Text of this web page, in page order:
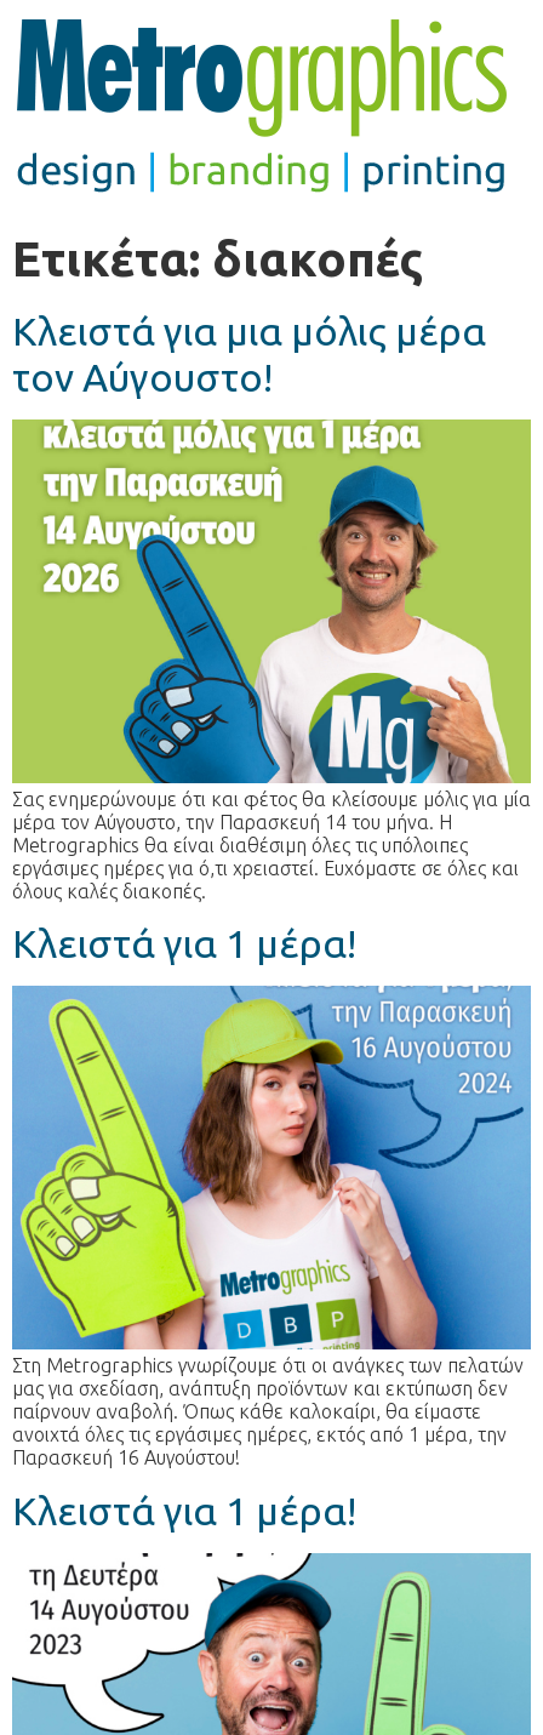
Ετικέτα: διακοπές
Κλειστά για μια μόλις μέρα
τον Αύγουστο!
Σας ενημερώνουμε ότι και φέτος θα κλείσουμε μόλις για μία
μέρα τον Αύγουστο, την Παρασκευή 14 του μήνα. Η
Metrographics θα είναι διαθέσιμη όλες τις υπόλοιπες
εργάσιμες ημέρες για ό,τι χρειαστεί. Ευχόμαστε σε όλες και
όλους καλές διακοπές.
Κλειστά για 1 μέρα!
Στη Metrographics γνωρίζουμε ότι οι ανάγκες των πελατών
μας για σχεδίαση, ανάπτυξη προϊόντων και εκτύπωση δεν
παίρνουν αναβολή. Όπως κάθε καλοκαίρι, θα είμαστε
ανοιχτά όλες τις εργάσιμες ημέρες, εκτός από 1 μέρα, την
Παρασκευή 16 Αυγούστου!
Κλειστά για 1 μέρα!